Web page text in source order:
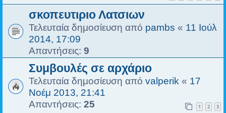
σκοπευτιριο Λατσιων
Τελευταία δημοσίευση από pambs « 11 Ιούλ
2014, 17:09
Απαντήσεις: 9
Συμβουλές σε αρχάριο
Τελευταία δημοσίευση από valperik « 17
Νοέμ 2013, 21:41
Απαντήσεις: 25 1 2 3